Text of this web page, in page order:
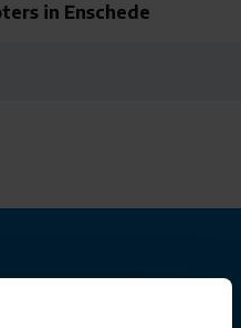
in Enschede